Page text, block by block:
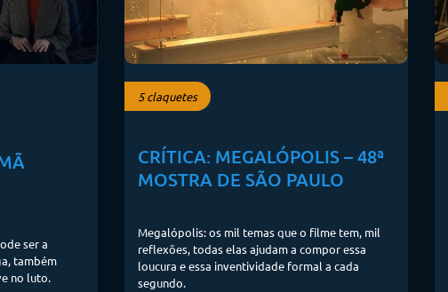
ser a
também
no luto.
5 claquetes
CRÍTICA: MEGALÓPOLIS – 48ª
MOSTRA DE SÃO PAULO
Megalópolis: os mil temas que o filme tem, mil
reflexões, todas elas ajudam a compor essa
loucura e essa inventividade formal a cada
segundo.